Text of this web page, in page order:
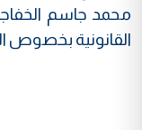
محمد جاسم
القانونية بخصوص